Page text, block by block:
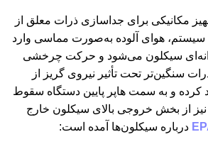
مکانیکی برای جداسازی ذرات معلق از
هوای آلوده به‌صورت مماسی وارد
سیکلون می‌شود و حرکت چرخشی
سنگین‌تر تحت تأثیر نیروی گریز از
کرده و به سمت هاپر پایین دستگاه سقوط
از بخش خروجی بالای سیکلون خارج
درباره سیکلون‌ها آمده است: